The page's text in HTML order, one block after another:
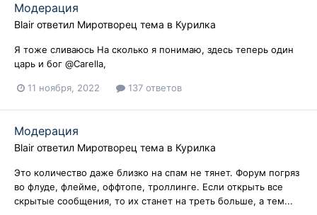
Модерация
Blair ответил Миротворец тема в Курилка
Я тоже сливаюсь На сколько я понимаю, здесь теперь один
царь и бог @Carella,
11 ноября, 2022 137 ответов
Модерация
Blair ответил Миротворец тема в Курилка
Это количество даже близко на спам не тянет. Форум погряз
во флуде, флейме, оффтопе, троллинге. Если открыть все
скрытые сообщения, то их станет на треть больше, а тем...